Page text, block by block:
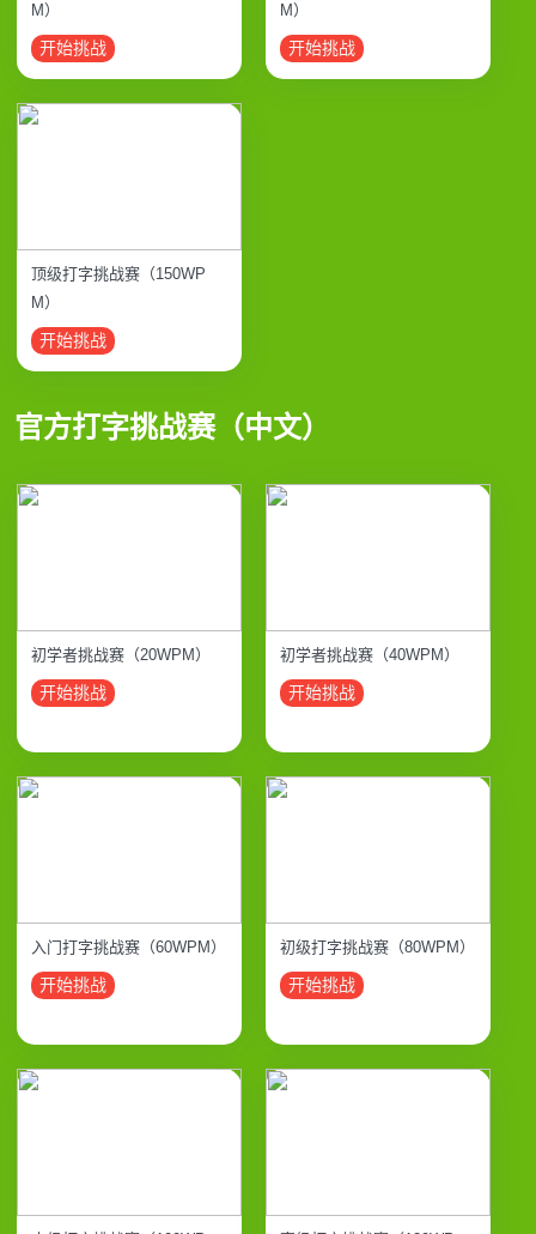
M）
开始挑战
M）
开始挑战
顶级打字挑战赛（150WP
M）
开始挑战
官方打字挑战赛（中文）
初学者挑战赛（20WPM）
开始挑战
初学者挑战赛（40WPM）
开始挑战
入门打字挑战赛（60WPM）
开始挑战
初级打字挑战赛（80WPM）
开始挑战